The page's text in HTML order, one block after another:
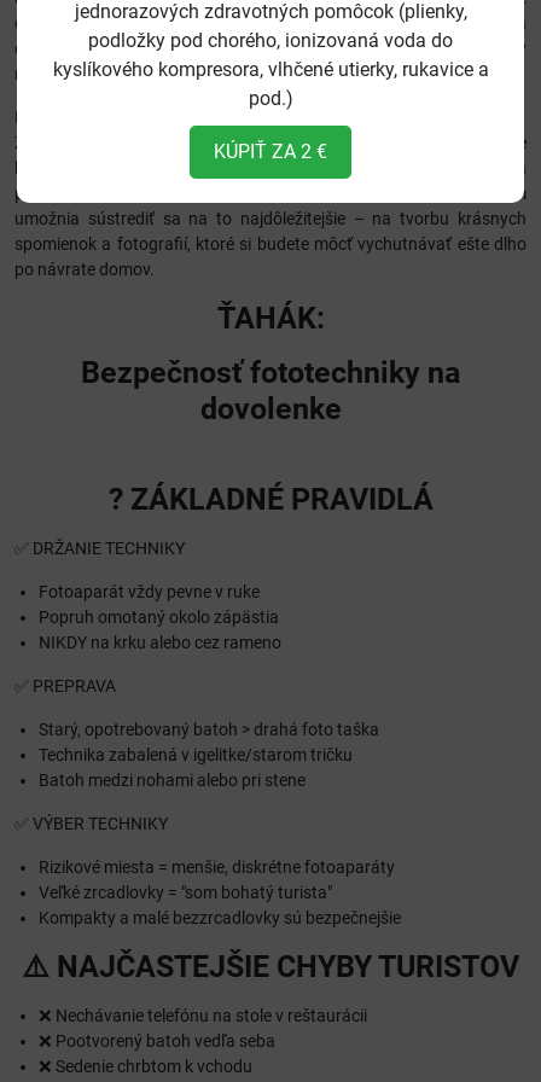
dobré mať vždy so sebou ochranné obaly, plastové vrecká na
ochranu pred dažďom a byť opatrný pri manipulácii s technikou v
náročných podmienkach.
Pamätajte si, že najlepšia ochrana je prevencia a zdravý rozum.
Žiadne pravidlo nie je absolútne a každá situácia je iná. Dôležité je
byť stále ostražitý, ale zároveň si užívať svoju dovolenku. Správna
príprava a dodržiavanie základných bezpečnostných pravidiel vám
umožnia sústrediť sa na to najdôležitejšie – na tvorbu krásnych
spomienok a fotografií, ktoré si budete môcť vychutnávať ešte dlho
po návrate domov.
ŤAHÁK:
Bezpečnosť fototechniky na
dovolenke
? ZÁKLADNÉ PRAVIDLÁ
✅ DRŽANIE TECHNIKY
Fotoaparát vždy pevne v ruke
Popruh omotaný okolo zápästia
NIKDY na krku alebo cez rameno
✅ PREPRAVA
Starý, opotrebovaný batoh > drahá foto taška
Technika zabalená v igelitke/starom tričku
Batoh medzi nohami alebo pri stene
✅ VÝBER TECHNIKY
Rizikové miesta = menšie, diskrétne fotoaparáty
Veľké zrcadlovky = "som bohatý turista"
Kompakty a malé bezzrcadlovky sú bezpečnejšie
⚠️ NAJČASTEJŠIE CHYBY TURISTOV
❌ Nechávanie telefónu na stole v reštaurácii
❌ Pootvorený batoh vedľa seba
❌ Sedenie chrbtom k vchodu
jednorazových zdravotných pomôcok (plienky,
podložky pod chorého, ionizovaná voda do
kyslíkového kompresora, vlhčené utierky, rukavice a
pod.)
KÚPIŤ ZA 2 €